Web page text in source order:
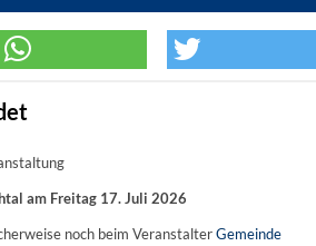
am Freitag 17. Juli 2026
noch beim VeranstalterGemeinde